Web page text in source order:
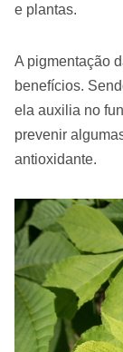
e plantas.
A pigmentação
benefícios.
ela auxilia no
prevenir
antioxidante.